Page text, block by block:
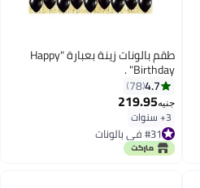
طقم بالونات زينة بعبارة "Happy
Birthday" .
4.7
78
جنيه219.95
3+ سنوات
#31 في بالونات
#31 في بالونات